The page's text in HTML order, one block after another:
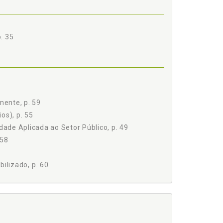
82
Funcional e Comunitária, p. 109
Pública Municipal de Alto Desempenho, a Ênfase
35
p. 59
p. 55
Aplicada ao Setor Público, p. 49
p. 60